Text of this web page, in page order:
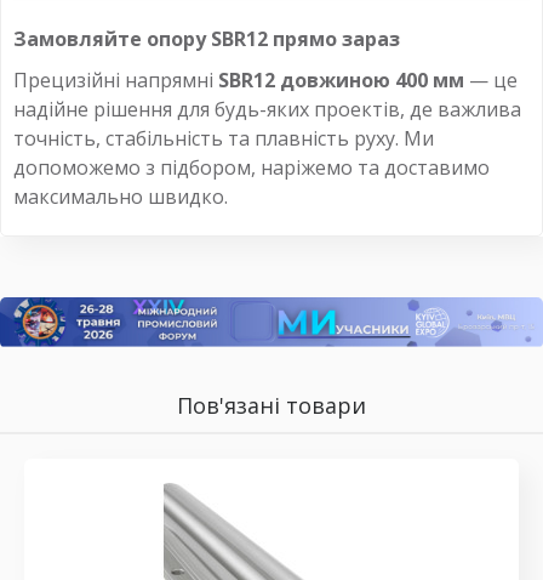
Замовляйте опору SBR12 прямо зараз
Прецизійні напрямні SBR12 довжиною 400 мм — це
надійне рішення для будь-яких проектів, де важлива
точність, стабільність та плавність руху. Ми
допоможемо з підбором, наріжемо та доставимо
максимально швидко.
Пов'язані товари